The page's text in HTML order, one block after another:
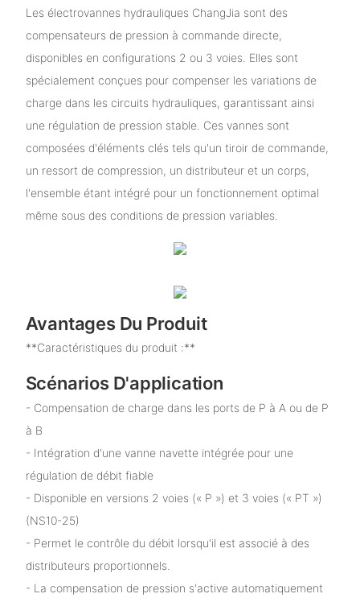
Les électrovannes hydrauliques ChangJia sont des
compensateurs de pression à commande directe,
disponibles en configurations 2 ou 3 voies. Elles sont
spécialement conçues pour compenser les variations de
charge dans les circuits hydrauliques, garantissant ainsi
une régulation de pression stable. Ces vannes sont
composées d'éléments clés tels qu'un tiroir de commande,
un ressort de compression, un distributeur et un corps,
l'ensemble étant intégré pour un fonctionnement optimal
même sous des conditions de pression variables.
Avantages Du Produit
**Caractéristiques du produit :**
Scénarios D'application
- Compensation de charge dans les ports de P à A ou de P
à B
- Intégration d'une vanne navette intégrée pour une
régulation de débit fiable
- Disponible en versions 2 voies (« P ») et 3 voies (« PT »)
(NS10-25)
- Permet le contrôle du débit lorsqu'il est associé à des
distributeurs proportionnels.
- La compensation de pression s'active automatiquement